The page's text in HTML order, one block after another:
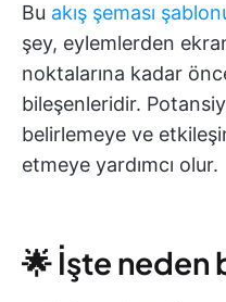
Bu akış şeması
şey, eylemlerden
noktalarına kadar
bileşenleridir.
belirlemeye ve
etmeye yardımcı olur.
🌟 İşte neden